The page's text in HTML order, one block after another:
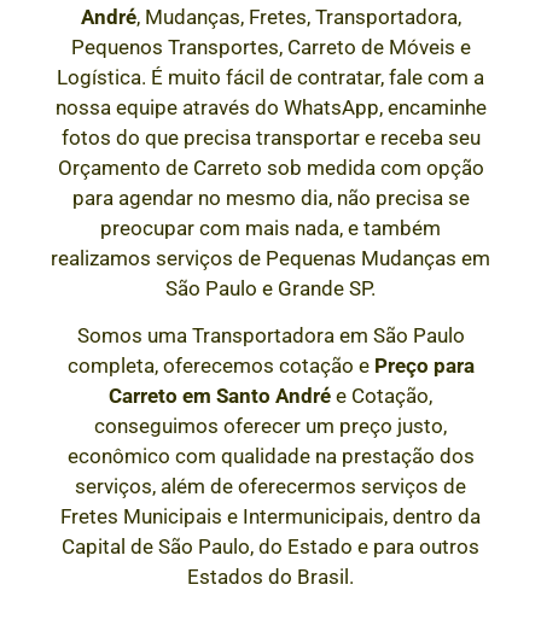
André, Mudanças, Fretes, Transportadora,
Pequenos Transportes, Carreto de Móveis e
Logística. É muito fácil de contratar, fale com a
nossa equipe através do WhatsApp, encaminhe
fotos do que precisa transportar e receba seu
Orçamento de Carreto sob medida com opção
para agendar no mesmo dia, não precisa se
preocupar com mais nada, e também
realizamos serviços de Pequenas Mudanças em
São Paulo e Grande SP.
Somos uma Transportadora em São Paulo
completa, oferecemos cotação e Preço para
Carreto em Santo André e Cotação,
conseguimos oferecer um preço justo,
econômico com qualidade na prestação dos
serviços, além de oferecermos serviços de
Fretes Municipais e Intermunicipais, dentro da
Capital de São Paulo, do Estado e para outros
Estados do Brasil.